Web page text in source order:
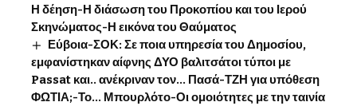
Η δέηση-Η διάσωση του Προκοπίου και του Ιερού
Σκηνώματος-Η εικόνα του Θαύματος
Εύβοια-ΣΟΚ: Σε ποια υπηρεσία του Δημοσίου,
εμφανίστηκαν αίφνης ΔΥΟ βαλιτσάτοι τύποι με
Passat και.. ανέκριναν τον… Πασά-ΤΖΗ για υπόθεση
ΦΩΤΙΑ;-Το… Μπουρλότο-Οι ομοιότητες με την ταινία